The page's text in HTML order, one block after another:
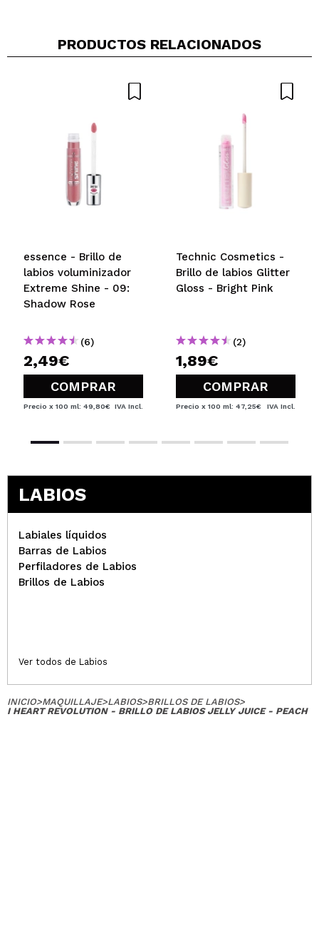
Tu vídeo podría ser el primero. Imagínatelo...
¿Recomendarías su compra? Si
PRODUCTOS RELACIONADOS
essence - Brillo de
labios voluminizador
Extreme Shine - 09:
Shadow Rose
(6)
2,49€
COMPRAR
Precio x 100 ml: 49,80€ IVA Incl.
Technic Cosmetics -
Brillo de labios Glitter
Gloss - Bright Pink
(2)
1,89€
COMPRAR
Precio x 100 ml: 47,25€ IVA Incl.
LABIOS
Labiales líquidos
Barras de Labios
Perfiladores de Labios
Brillos de Labios
Ver todos de Labios
INICIO>MAQUILLAJE>LABIOS>BRILLOS DE LABIOS>
I HEART REVOLUTION - BRILLO DE LABIOS JELLY JUICE - PEACH